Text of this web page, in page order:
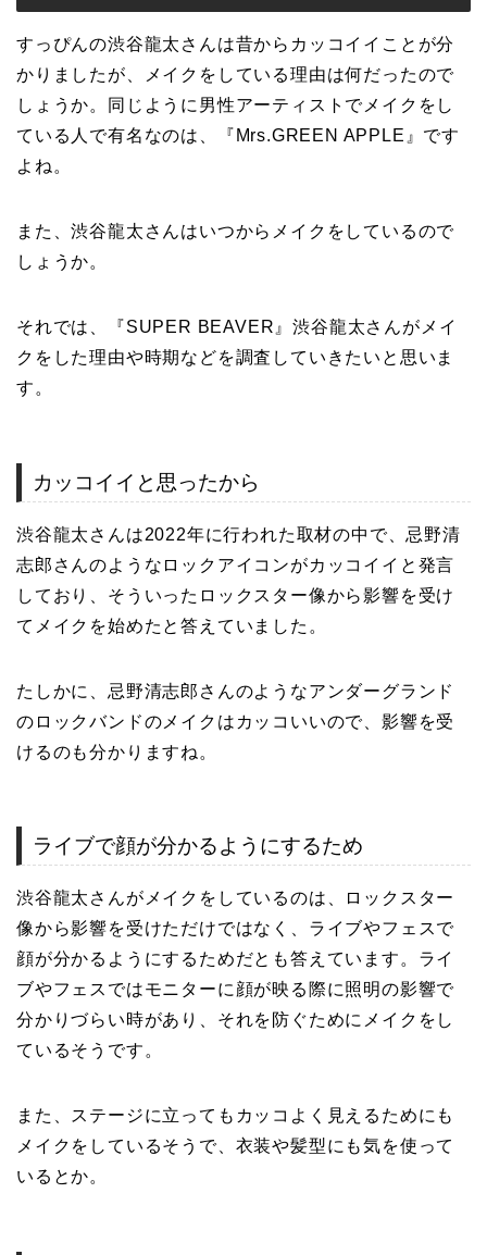
すっぴんの渋谷龍太さんは昔からカッコイイことが分
かりましたが、メイクをしている理由は何だったので
しょうか。同じように男性アーティストでメイクをし
ている人で有名なのは、『Mrs.GREEN APPLE』です
よね。
また、渋谷龍太さんはいつからメイクをしているので
しょうか。
それでは、『SUPER BEAVER』渋谷龍太さんがメイ
クをした理由や時期などを調査していきたいと思いま
す。
カッコイイと思ったから
渋谷龍太さんは2022年に行われた取材の中で、忌野清
志郎さんのようなロックアイコンがカッコイイと発言
しており、そういったロックスター像から影響を受け
てメイクを始めたと答えていました。
たしかに、忌野清志郎さんのようなアンダーグランド
のロックバンドのメイクはカッコいいので、影響を受
けるのも分かりますね。
ライブで顔が分かるようにするため
渋谷龍太さんがメイクをしているのは、ロックスター
像から影響を受けただけではなく、ライブやフェスで
顔が分かるようにするためだとも答えています。ライ
ブやフェスではモニターに顔が映る際に照明の影響で
分かりづらい時があり、それを防ぐためにメイクをし
ているそうです。
また、ステージに立ってもカッコよく見えるためにも
メイクをしているそうで、衣装や髪型にも気を使って
いるとか。